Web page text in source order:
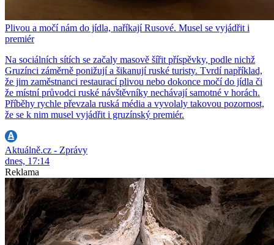
Plivou a močí nám do jídla, naříkají Rusové. Musel se vyjádřit i
premiér
Na sociálních sítích se začaly masově šířit příspěvky, podle nichž
Gruzínci záměrně ponižují a šikanují ruské turisty. Tvrdí například,
že jim zaměstnanci restaurací plivou nebo dokonce močí do jídla či
že místní průvodci ruské návštěvníky nechávají samotné v horách.
Příběhy rychle převzala ruská média a vyvolaly takovou pozornost,
že se k nim musel vyjádřit i gruzínský premiér.
Aktuálně.cz - Zprávy
dnes, 17:14
Reklama